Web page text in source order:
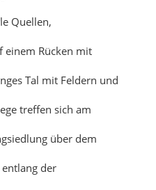
Quellen,
einem Rücken mit
Tal mit Feldern und
treffen sich am
über dem
der